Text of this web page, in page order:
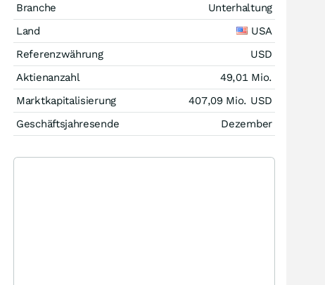
Branche
Unterhaltung
Land
USA
Referenzwährung
USD
Aktienanzahl
49,01 Mio.
Marktkapitalisierung
407,09 Mio. USD
Geschäftsjahresende
Dezember